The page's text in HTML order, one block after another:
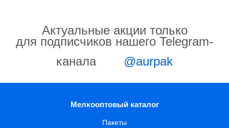
Актуальные акции только
для подписчиков нашего Telegram-
канала
@aurpak
Мелкооптовый каталог
Пакеты